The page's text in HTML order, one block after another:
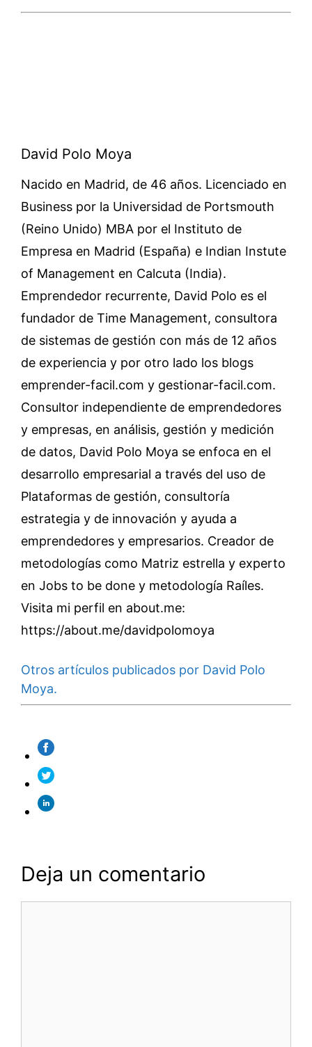
David Polo Moya
Nacido en Madrid, de 46 años. Licenciado en
Business por la Universidad de Portsmouth
(Reino Unido) MBA por el Instituto de
Empresa en Madrid (España) e Indian Instute
of Management en Calcuta (India).
Emprendedor recurrente, David Polo es el
fundador de Time Management, consultora
de sistemas de gestión con más de 12 años
de experiencia y por otro lado los blogs
emprender-facil.com y gestionar-facil.com.
Consultor independiente de emprendedores
y empresas, en análisis, gestión y medición
de datos, David Polo Moya se enfoca en el
desarrollo empresarial a través del uso de
Plataformas de gestión, consultoría
estrategia y de innovación y ayuda a
emprendedores y empresarios. Creador de
metodologías como Matriz estrella y experto
en Jobs to be done y metodología Raíles.
Visita mi perfil en about.me:
https://about.me/davidpolomoya
Otros artículos publicados por David Polo
Moya.
Deja un comentario